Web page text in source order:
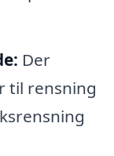
Der
til rensning